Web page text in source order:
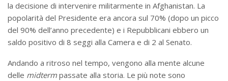
la decisione di intervenire militarmente in Afghanistan. La
popolarità del Presidente era ancora sul 70% (dopo un picco
del 90% dell’anno precedente) e i Repubblicani ebbero un
saldo positivo di 8 seggi alla Camera e di 2 al Senato.
Andando a ritroso nel tempo, vengono alla mente alcune
delle midterm passate alla storia. Le più note sono